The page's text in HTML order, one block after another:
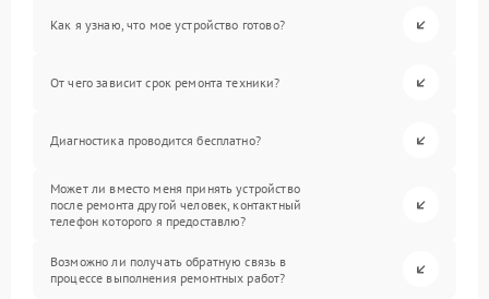
Как я узнаю, что мое устройство готово?
От чего зависит срок ремонта техники?
Диагностика проводится бесплатно?
Может ли вместо меня принять устройство
после ремонта другой человек, контактный
телефон которого я предоставлю?
Возможно ли получать обратную связь в
процессе выполнения ремонтных работ?